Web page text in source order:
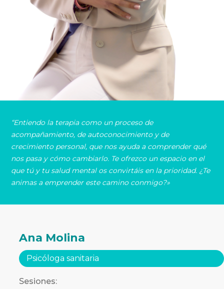
“Entiendo la terapia como un proceso de
acompañamiento, de autoconocimiento y de
crecimiento personal, que nos ayuda a comprender qué
nos pasa y cómo cambiarlo. Te ofrezco un espacio en el
que tú y tu salud mental os convirtáis en la prioridad. ¿Te
animas a emprender este camino conmigo?»
Ana Molina
Psicóloga sanitaria
Sesiones: